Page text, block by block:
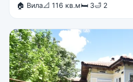
🏠 Вила📐 116 кв.м🛏 3🛁 2